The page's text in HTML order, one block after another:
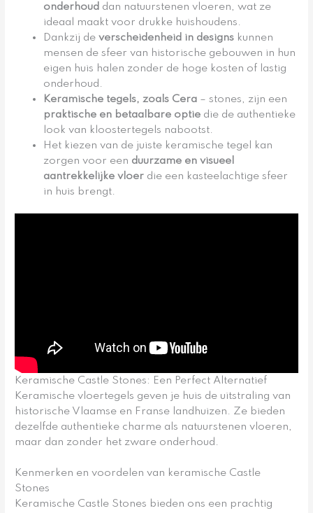
onderhoud dan natuurstenen vloeren, wat ze
ideaal maakt voor drukke huishoudens.
Dankzij deverscheidenheid in designs kunnen
mensen de sfeer van historische gebouwen in hun
eigen huis halen zonder de hoge kosten of lastig
onderhoud.
Keramische tegels, zoals Cera – stones, zijn een
praktische en betaalbare optie die de authentieke
look van kloostertegels nabootst.
Het kiezen van de juiste keramische tegel kan
zorgen voor een duurzame en visueel
aantrekkelijke vloer die een kasteelachtige sfeer
in huis brengt.
Keramische Castle Stones: Een Perfect Alternatief
Keramische vloertegels geven je huis de uitstraling van
historische Vlaamse en Franse landhuizen. Ze bieden
dezelfde authentieke charme als natuurstenen vloeren,
maar dan zonder het zware onderhoud.
Kenmerken en voordelen van keramische Castle
Stones
Keramische Castle Stones bieden ons een prachtig